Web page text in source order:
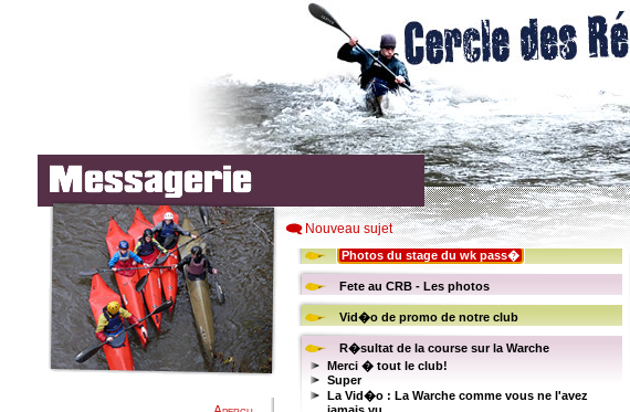
Nouveau sujet